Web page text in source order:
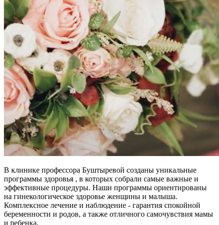
В клинике профессора Буштыревой созданы уникальные
программы здоровья , в которых собрали самые важные и
эффективные процедуры. Наши программы ориентированы
на гинекологическое здоровье женщины и малыша.
Комплексное лечение и наблюдение - гарантия спокойной
беременности и родов, а также отличного самочувствия мамы
и ребенка.